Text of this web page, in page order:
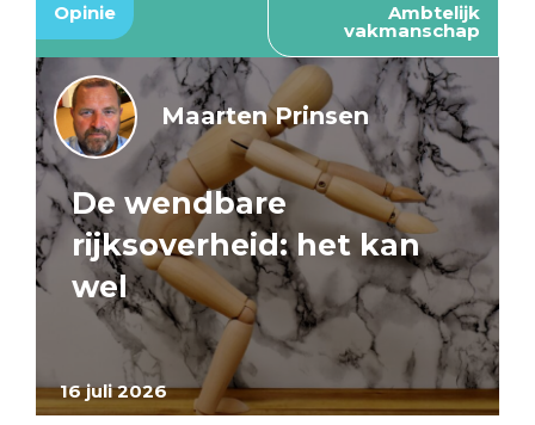
Opinie Ambtelijk
vakmanschap
16 juli 2026
Maarten Prinsen
De wendbare
rijksoverheid: het kan
wel